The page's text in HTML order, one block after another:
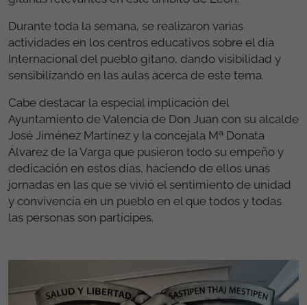
Durante toda la semana, se realizaron varias
actividades en los centros educativos sobre el día
Internacional del pueblo gitano, dando visibilidad y
sensibilizando en las aulas acerca de este tema.
Cabe destacar la especial implicación del
Ayuntamiento de Valencia de Don Juan con su alcalde
José Jiménez Martínez y la concejala Mª Donata
Álvarez de la Varga que pusieron todo su empeño y
dedicación en estos días, haciendo de ellos unas
jornadas en las que se vivió el sentimiento de unidad
y convivencia en un pueblo en el que todos y todas
las personas son partícipes.